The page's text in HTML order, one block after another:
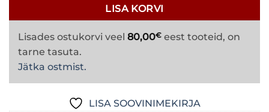
LISA KORVI
Lisades ostukorvi veel 80,00€ eest tooteid, on
tarne tasuta.
Jätka ostmist.
LISA SOOVINIMEKIRJA